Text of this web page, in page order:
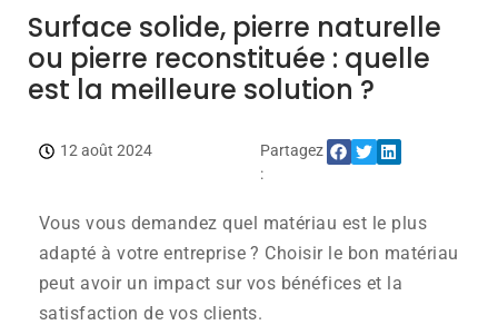
DE
IT
Surface solide, pierre naturelle
ou pierre reconstituée : quelle
est la meilleure solution ?
12 août 2024
Partagez
:
Vous vous demandez quel matériau est le plus
adapté à votre entreprise ? Choisir le bon matériau
peut avoir un impact sur vos bénéfices et la
satisfaction de vos clients.